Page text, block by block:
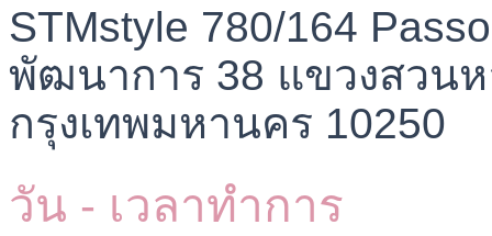
STMstyle 780/164
พัฒนาการ 38 แขวงสวน
กรุงเทพมหานคร 10250
วัน - เวลาทำการ